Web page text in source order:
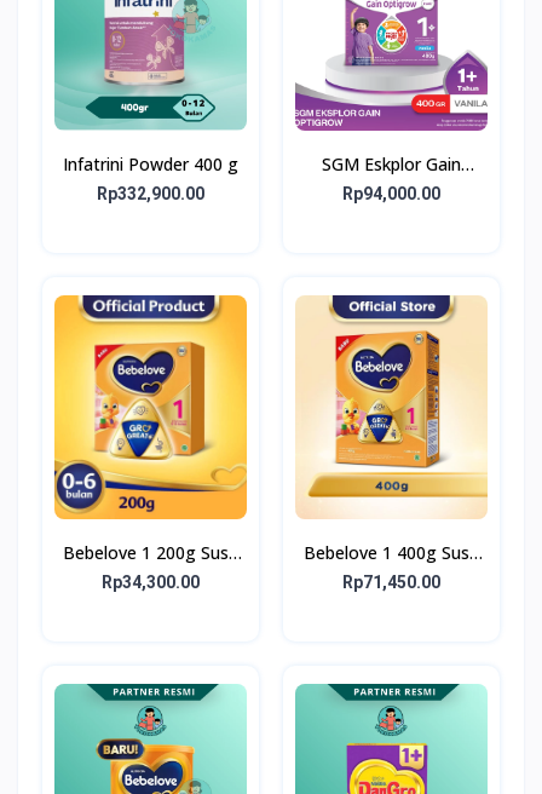
Infatrini Powder 400 g
Rp332,900.00
SGM Eskplor Gain
Optigrow 1plus
Rp94,000.00
Bebelove 1 200g Susu
Formula Bayi Usia 0-6
Rp34,300.00
Bebelove 1 400g Susu
Formula Bayi Usia 0-6
Rp71,450.00